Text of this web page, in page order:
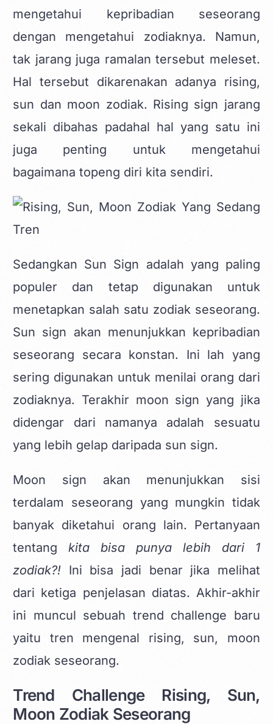
mengetahui kepribadian seseorang
dengan mengetahui zodiaknya. Namun,
tak jarang juga ramalan tersebut meleset.
Hal tersebut dikarenakan adanya rising,
sun dan moon zodiak. Rising sign jarang
sekali dibahas padahal hal yang satu ini
juga penting untuk mengetahui
bagaimana topeng diri kita sendiri.
Sedangkan Sun Sign adalah yang paling
populer dan tetap digunakan untuk
menetapkan salah satu zodiak seseorang.
Sun sign akan menunjukkan kepribadian
seseorang secara konstan. Ini lah yang
sering digunakan untuk menilai orang dari
zodiaknya. Terakhir moon sign yang jika
didengar dari namanya adalah sesuatu
yang lebih gelap daripada sun sign.
Moon sign akan menunjukkan sisi
terdalam seseorang yang mungkin tidak
banyak diketahui orang lain. Pertanyaan
tentangkita bisa punya lebih dari 1
zodiak?! Ini bisa jadi benar jika melihat
dari ketiga penjelasan diatas. Akhir-akhir
ini muncul sebuah trend challenge baru
yaitu tren mengenal rising, sun, moon
zodiak seseorang.
Trend Challenge Rising, Sun,
Moon Zodiak Seseorang